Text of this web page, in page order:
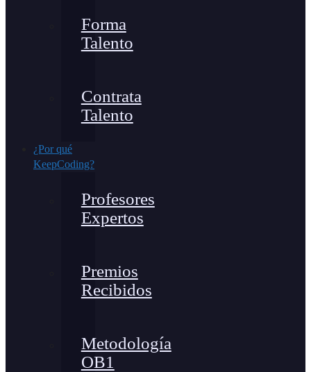
Forma
Talento
Contrata
Talento
¿Por qué
KeepCoding?
Profesores
Expertos
Premios
Recibidos
Metodología
OB1